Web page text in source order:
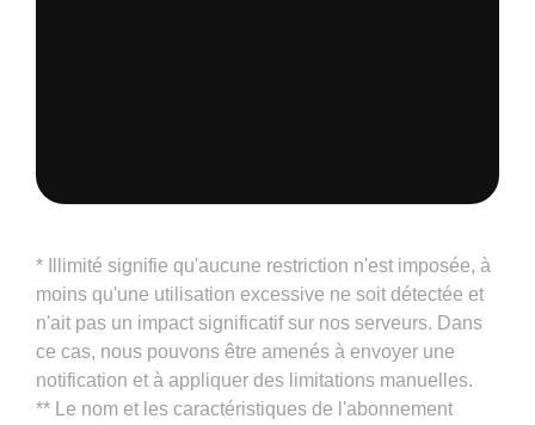
* Illimité signifie qu'aucune restriction n'est imposée, à
moins qu'une utilisation excessive ne soit détectée et
n'ait pas un impact significatif sur nos serveurs. Dans
ce cas, nous pouvons être amenés à envoyer une
notification et à appliquer des limitations manuelles.
** Le nom et les caractéristiques de l'abonnement